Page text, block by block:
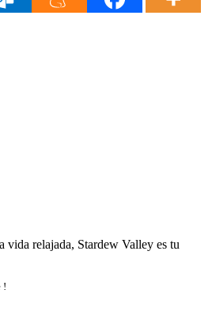
vida relajada, Stardew Valley es tu
!